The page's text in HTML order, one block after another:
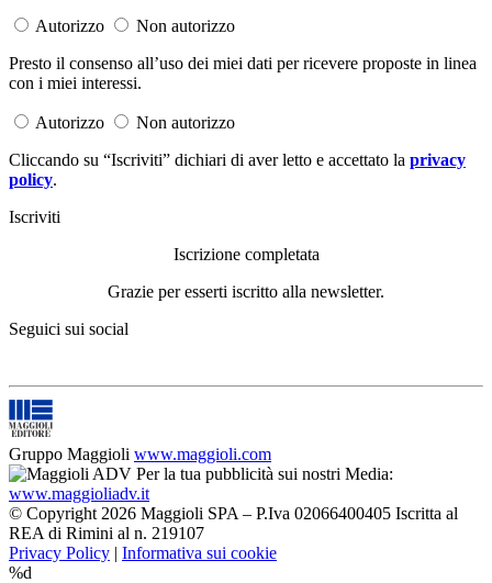
Autorizzo
Non autorizzo
Presto il consenso all’uso dei miei dati per ricevere proposte in linea
con i miei interessi.
Autorizzo
Non autorizzo
Cliccando su “Iscriviti” dichiari di aver letto e accettato la privacy
policy.
Iscriviti
Iscrizione completata
Grazie per esserti iscritto alla newsletter.
Seguici sui social
Gruppo Maggioli www.maggioli.com
Per la tua pubblicità sui nostri Media:
www.maggioliadv.it
© Copyright 2026 Maggioli SPA – P.Iva 02066400405 Iscritta al
REA di Rimini al n. 219107
Privacy Policy | Informativa sui cookie
%d